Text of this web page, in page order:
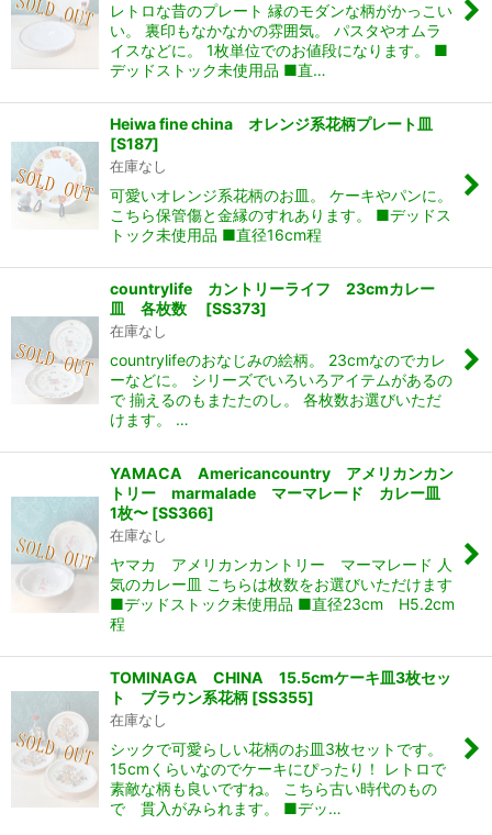
レトロな昔のプレート 縁のモダンな柄がかっこい
い。 裏印もなかなかの雰囲気。 パスタやオムラ
イスなどに。 1枚単位でのお値段になります。 ■
デッドストック未使用品 ■直…
Heiwa fine china オレンジ系花柄プレート皿
[S187]
在庫なし
可愛いオレンジ系花柄のお皿。 ケーキやパンに。
こちら保管傷と金縁のすれあります。 ■デッドス
トック未使用品 ■直径16cm程
countrylife カントリーライフ 23cmカレー
皿 各枚数
[SS373]
在庫なし
countrylifeのおなじみの絵柄。 23cmなのでカレ
ーなどに。 シリーズでいろいろアイテムがあるの
で 揃えるのもまたたのし。 各枚数お選びいただ
けます。 …
YAMACA Americancountry アメリカンカン
トリー marmalade マーマレード カレー皿
1枚〜 [SS366]
在庫なし
ヤマカ アメリカンカントリー マーマレード 人
気のカレー皿 こちらは枚数をお選びいただけます
■デッドストック未使用品 ■直径23cm H5.2cm
程
TOMINAGA CHINA 15.5cmケーキ皿3枚セッ
ト ブラウン系花柄 [SS355]
在庫なし
シックで可愛らしい花柄のお皿3枚セットです。
15cmくらいなのでケーキにぴったり！ レトロで
素敵な柄も良いですね。 こちら古い時代のもの
で 貫入がみられます。 ■デッ…